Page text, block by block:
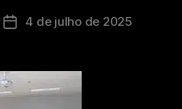
4 de julho de 2025